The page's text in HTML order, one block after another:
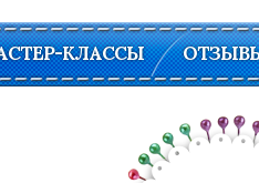
КЛАССЫ